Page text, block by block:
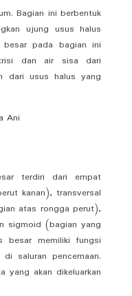
Bagian ini berbentuk
ujung usus halus
pada bagian ini
dan air sisa dari
dari usus halus yang
Ani
terdiri dari empat
kanan), transversal
atas rongga perut),
sigmoid (bagian yang
besar memiliki fungsi
saluran pencernaan.
yang akan dikeluarkan